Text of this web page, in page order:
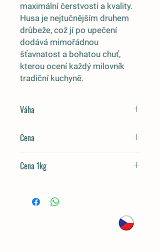
maximální čerstvosti a kvality.
Husa je nejtučnějším druhem
drůbeže, což jí po upečení
dodává mimořádnou
šťavnatost a bohatou chuť,
kterou ocení každý milovník
tradiční kuchyně.
Váha
Cena
Cena 1kg